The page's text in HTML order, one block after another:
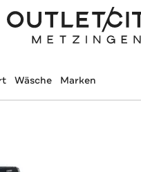
Wäsche Marken